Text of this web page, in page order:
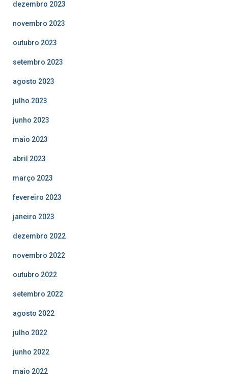
dezembro 2023
novembro 2023
outubro 2023
setembro 2023
agosto 2023
julho 2023
junho 2023
maio 2023
abril 2023
março 2023
fevereiro 2023
janeiro 2023
dezembro 2022
novembro 2022
outubro 2022
setembro 2022
agosto 2022
julho 2022
junho 2022
maio 2022